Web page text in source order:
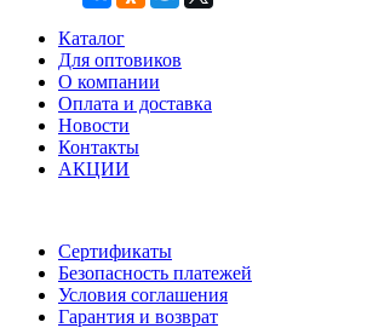
Каталог
Для оптовиков
О компании
Оплата и доставка
Новости
Контакты
АКЦИИ
Сертификаты
Безопасность платежей
Условия соглашения
Гарантия и возврат